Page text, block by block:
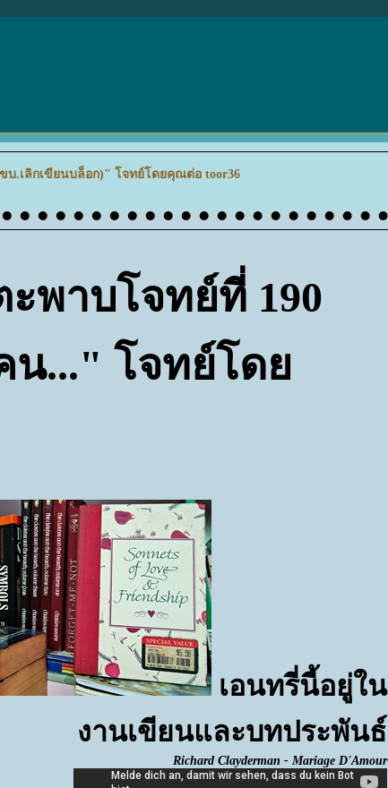
.เลิกเขียนบล็อก)" โจทย์โดยคุณต่อ toor36
พาบโจทย์ที่ 190
น..." โจทย์โด
เอนทรี่นี้อยู่ใน
งานเขียนและบทประพันธ์
Richard Clayderman - Mariage D'Amour